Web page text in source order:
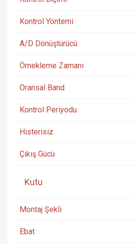
Kontrol Yöntemi
A/D Dönüştürücü
Örnekleme Zamanı
Oransal Band
Kontrol Periyodu
Histerisiz
Çıkış Gücü
Kutu
Montaj Şekli
Ebat